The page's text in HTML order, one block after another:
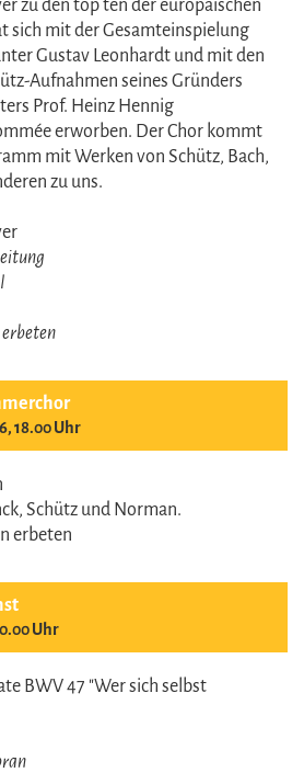
zu den top ten der europäischen
sich mit der Gesamteinspielung
Gustav Leonhardt und mit den
Aufnahmen seines Gründers
Prof. Heinz Hennig
erworben. Der Chor kommt
mit Werken von Schütz, Bach,
zu uns.
18.00 Uhr
Schütz und Norman.
erbeten
Uhr
BWV 47 "Wer sich selbst